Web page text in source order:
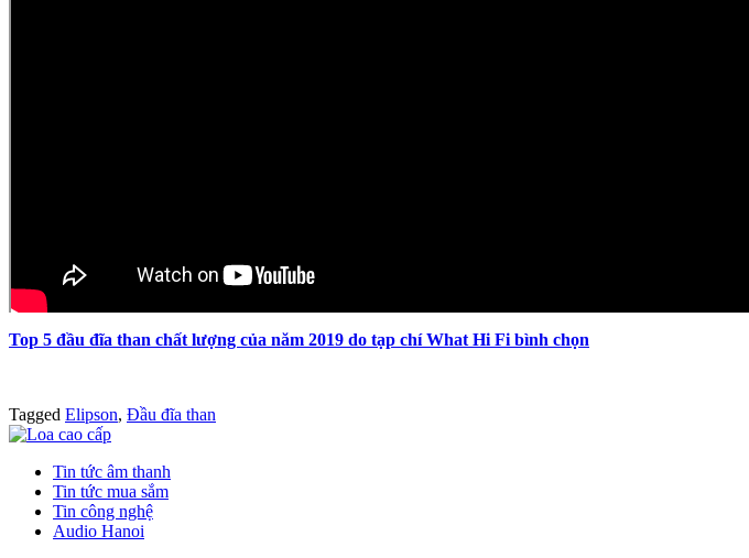
Top 5 đầu đĩa than chất lượng của năm 2019 do tạp chí What Hi Fi bình chọn
Tagged Elipson, Đầu đĩa than
Tin tức âm thanh
Tin tức mua sắm
Tin công nghệ
Audio Hanoi